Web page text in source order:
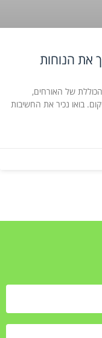
את הנוחות
הכוללת של האורחים,
בואו נכיר את החשיבות